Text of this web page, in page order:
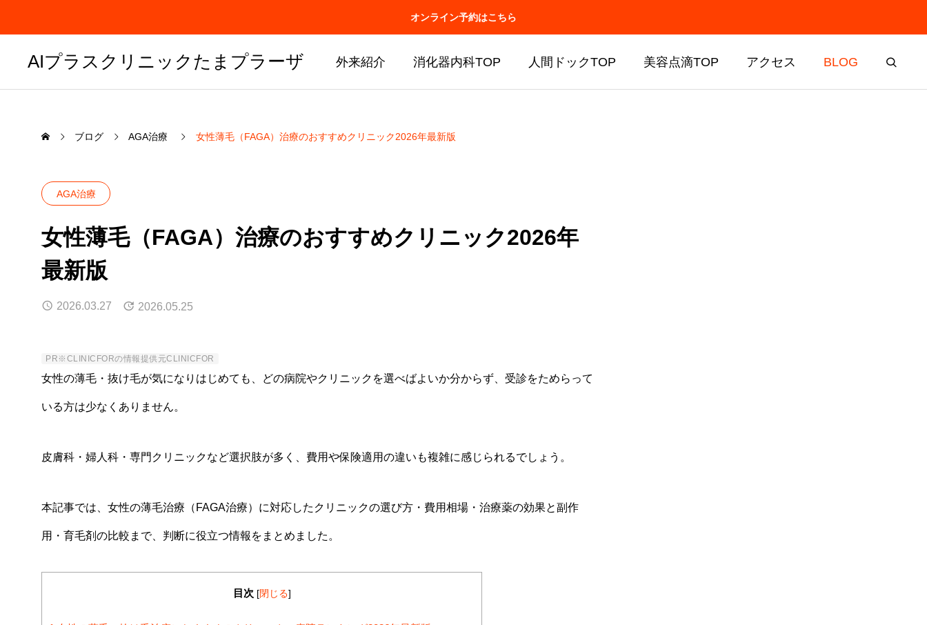
オンライン予約はこちら
AIプラスクリニックたまプラーザ 外来紹介 消化器内科TOP 人間ドックTOP 美容点滴TOP アクセス BLOG
ブログ AGA治療 女性薄毛（FAGA）治療のおすすめクリニック2026年最新版
AGA治療
女性薄毛（FAGA）治療のおすすめクリニック2026年
最新版
2026.03.27 2026.05.25
PR ※CLINICFORの情報提供元CLINICFOR
女性の薄毛・抜け毛が気になりはじめても、どの病院やクリニックを選べばよいか分からず、受診をためらって
いる方は少なくありません。
皮膚科・婦人科・専門クリニックなど選択肢が多く、費用や保険適用の違いも複雑に感じられるでしょう。
本記事では、女性の薄毛治療（FAGA治療）に対応したクリニックの選び方・費用相場・治療薬の効果と副作
用・育毛剤の比較まで、判断に役立つ情報をまとめました。
目次 [閉じる]